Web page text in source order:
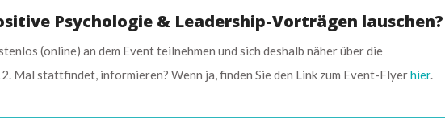
Psychologie & Leadership-Vorträgen lauschen?
(online) an dem Event teilnehmen und sich deshalb näher über die
Mal stattfindet, informieren? Wenn ja, finden Sie den Link zum Event-Flyerhier.